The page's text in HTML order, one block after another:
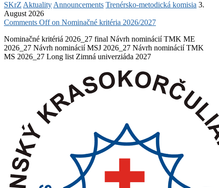
SKrZ Aktuality Announcements Trenérsko-metodická komisia 3.
August 2026
Comments Offon Nominačné kritéria 2026/2027
Nominačné kritériá 2026_27 final Návrh nominácií TMK ME
2026_27 Návrh nominácií MSJ 2026_27 Návrh nominácií TMK
MS 2026_27 Long list Zimná univerziáda 2027